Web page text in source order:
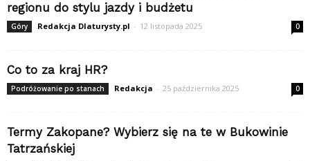
regionu do stylu jazdy i budżetu
Góry Redakcja Dlaturysty.pl - 12 listopada 2025 0
Co to za kraj HR?
Podróżowanie po stanach Redakcja - 25 października 2025 0
Termy Zakopane? Wybierz się na te w Bukowinie
Tatrzańskiej